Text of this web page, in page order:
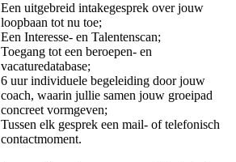
Een uitgebreid intakegesprek over jouw
loopbaan tot nu toe;
Een Interesse- en Talentenscan;
Toegang tot een beroepen- en
vacaturedatabase;
6 uur individuele begeleiding door jouw
coach, waarin jullie samen jouw groeipad
concreet vormgeven;
Tussen elk gesprek een mail- of telefonisch
contactmoment.